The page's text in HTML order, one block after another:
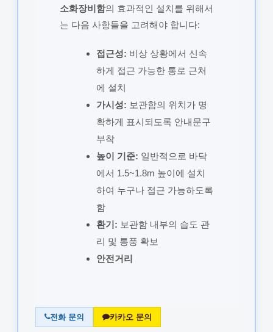
소화장비함의 효과적인 설치를 위해서
는 다음 사항들을 고려해야 합니다:
접근성: 비상 상황에서 신속
하게 접근 가능한 통로 근처
에 설치
가시성: 보관함의 위치가 명
확하게 표시되도록 안내문구
부착
높이 기준: 일반적으로 바닥
에서 1.5~1.8m 높이에 설치
하여 누구나 접근 가능하도록
함
환기: 보관함 내부의 습도 관
리 및 통풍 확보
안전거리
전화 문의 카카오 문의